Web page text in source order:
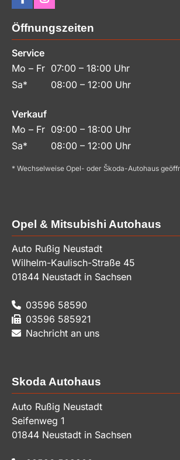
Öffnungszeiten
Service
Mo – Fr 07:00 – 18:00 Uhr
Sa*
08:00 – 12:00 Uhr
Verkauf
Mo – Fr 09:00 – 18:00 Uhr
Sa*
08:00 – 12:00 Uhr
* Wechselweise Opel- oder Škoda-Autohaus
Opel & Mitsubishi Autohaus
Auto Rußig Neustadt
Wilhelm-Kaulisch-Straße 45
01844 Neustadt in Sachsen
03596 58590
03596 585921
Nachricht an uns
Skoda Autohaus
Auto Rußig Neustadt
Seifenweg 1
01844 Neustadt in Sachsen